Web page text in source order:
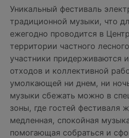
Уникальный фестиваль
традиционной музыки, что
ежегодно проводится в
территории частного
участники придерживаются
отходов и коллективной
умолкающей ни днем, ни
музыки сбежать можно в
зоны, где гостей фестиваля
медленная, спокойная
помогающая собраться и